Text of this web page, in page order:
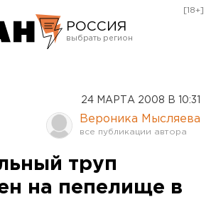
РОССИЯ
Оренбург
[18+]
24 МАРТА 2008 В 10:31
Вероника Мысляева
труп
на пепелище в